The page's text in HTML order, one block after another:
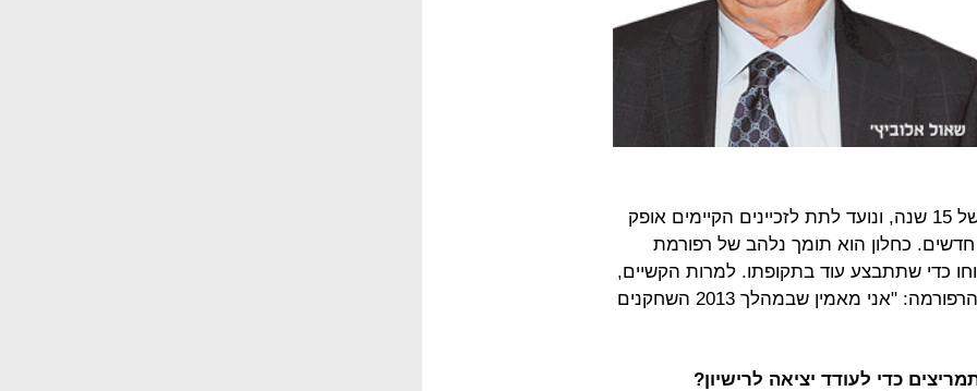
רישיון שידור הוא נכס שניתן לתקופה של 15 שנה, ונועד לתת לזכיינים הקיימים אופק
כחלון הוא תומך נלהב של רפורמת
כדי שתתבצע עוד בתקופתו. למרות הקשיים,
שר התקשורת אינו ממהר לקבור את הרפורמה: "אני מאמין שבמהלך 2013 השחקנים
כדי לעודד יציאה לרישיון?